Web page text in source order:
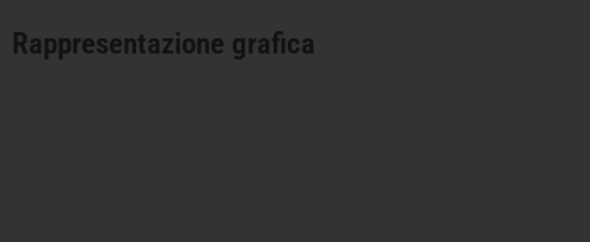
Rappresentazione grafica